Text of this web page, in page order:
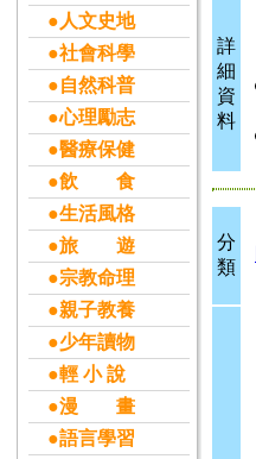
●人文史地
●社會科學
●自然科普
●心理勵志
●醫療保健
●飲 食
●生活風格
●旅 遊
●宗教命理
●親子教養
●少年讀物
●輕 小 說
●漫 畫
●語言學習
詳
細
資
料
分
類